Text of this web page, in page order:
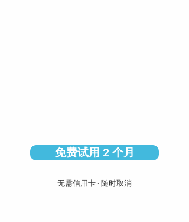
免费试用 2 个月
无需信用卡 · 随时取消